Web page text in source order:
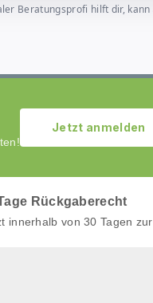
Beratungsprofi hilft dir,
Jetzt anmelden
Rückgaberecht
innerhalb von 30 Tagen